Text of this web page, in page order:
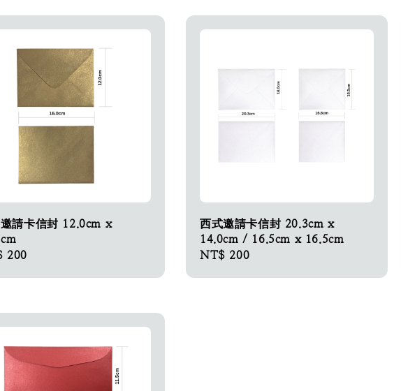
請卡信封 12.0cm x
200
西式邀請卡信封 20.3cm x
14.0cm / 16.5cm x 16.5cm
Regular
NT$ 200